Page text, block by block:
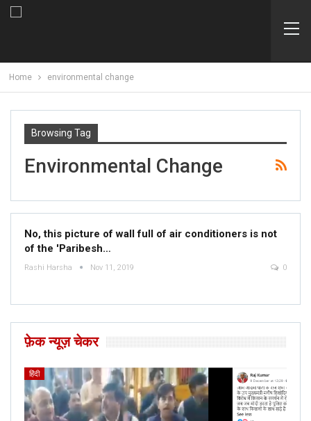
Home environmental change
Browsing Tag
Environmental Change
No, this picture of wall full of air conditioners is not
of the 'Paribesh…
Rashi Harsha Nov 11, 2019 0
फ़ेक न्यूज़ चेकर
हिंदी